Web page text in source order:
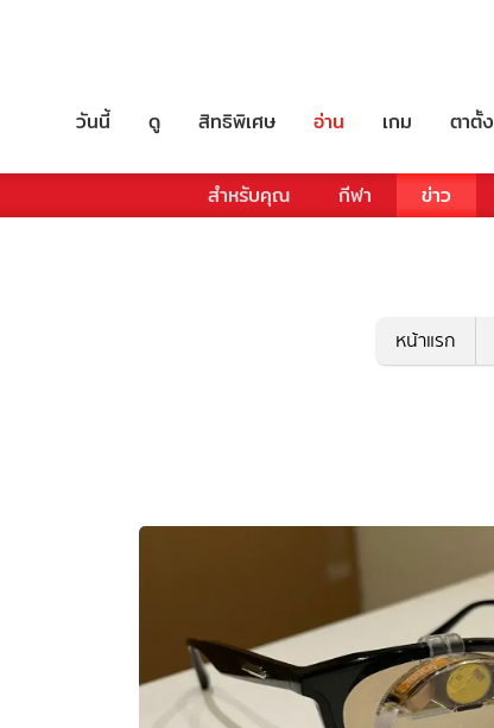
วันนี้ ดู สิทธิพิเศษ อ่าน เกม ตาตั้ง
สำหรับคุณ กีฬา ข่าว
หน้าแรก